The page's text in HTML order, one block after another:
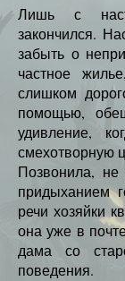
Лишь с
закончился.
забыть о
частное
слишком
помощью,
удивление,
смехотворную
Позвонила,
придыханием
речи хозяйки
она уже в
дама со
поведения.